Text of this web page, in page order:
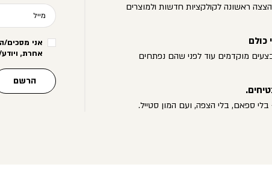
ראשונה לקולקציות חדשות ולמוצרים
כולם
מוקדמים עוד לפני שהם נפתחים
ספאם, בלי הצפה, ועם המון סטייל.
מייל
אני מסכים/
אחרת,
הרשם